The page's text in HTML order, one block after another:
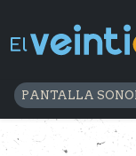
PANTALLA